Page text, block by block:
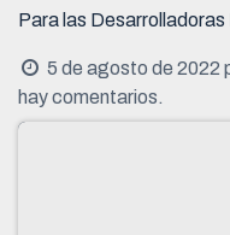
Para las Desarrolladoras
5 de agosto de 2022
hay comentarios.